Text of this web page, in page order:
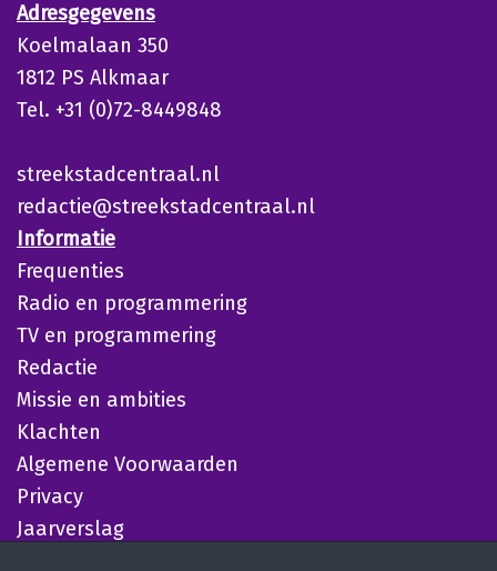
Adresgegevens
Koelmalaan 350
1812 PS Alkmaar
Tel. +31 (0)72-8449848
streekstadcentraal.nl
redactie@streekstadcentraal.nl
Informatie
Frequenties
Radio en programmering
TV en programmering
Redactie
Missie en ambities
Klachten
Algemene Voorwaarden
Privacy
Jaarverslag